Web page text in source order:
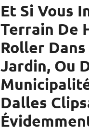
Et Si Vous
Terrain De
Roller
Jardin, Ou
Dalles